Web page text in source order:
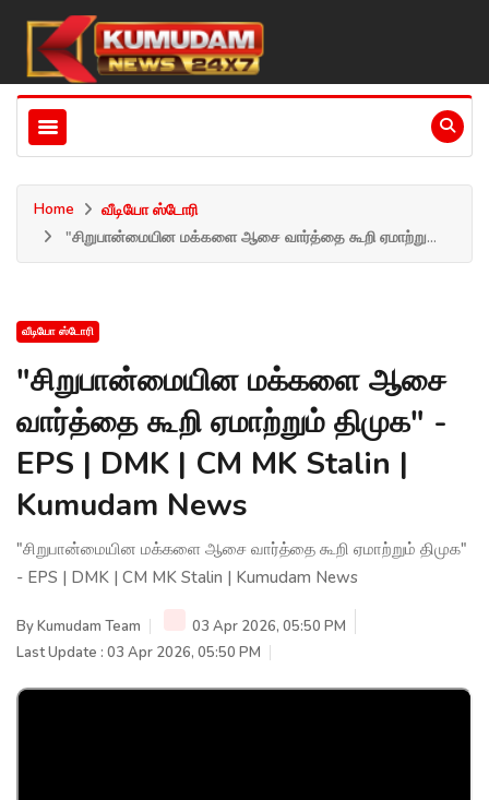
Home
வீடியோ ஸ்டோரி
"சிறுபான்மையின மக்களை ஆசை வார்த்தை கூறி ஏமாற்று...
வீடியோ ஸ்டோரி
"சிறுபான்மையின மக்களை ஆசை
வார்த்தை கூறி ஏமாற்றும் திமுக" -
EPS | DMK | CM MK Stalin |
Kumudam News
"சிறுபான்மையின மக்களை ஆசை வார்த்தை கூறி ஏமாற்றும் திமுக"
- EPS | DMK | CM MK Stalin | Kumudam News
ByKumudam Team
03 Apr 2026, 05:50 PM
Last Update : 03 Apr 2026, 05:50 PM